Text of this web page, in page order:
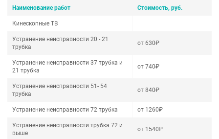
Наименование работ Стоимость, руб.
Кинескопные ТВ
Устранение неисправности 20 - 21
трубка
от 630₽
Устранение неисправности 37 трубка и
21 трубка
от 740₽
Устранение неисправности 51- 54
трубка
от 840₽
Устранение неисправности 72 трубка от 1260₽
Устранение неисправности трубка 72 и
выше
от 1540₽